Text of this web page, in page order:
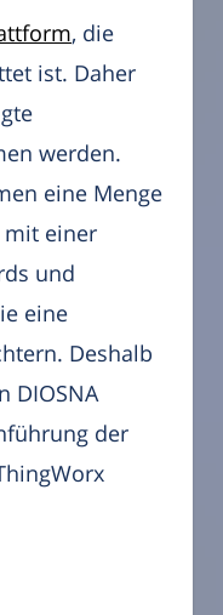
, die
ist. Daher
werden.
eine Menge
mit einer
und
eine
Deshalb
DIOSNA
der